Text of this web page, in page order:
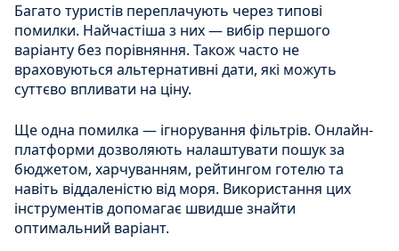
Багато туристів переплачують через типові
помилки. Найчастіша з них — вибір першого
варіанту без порівняння. Також часто не
враховуються альтернативні дати, які можуть
суттєво впливати на ціну.
Ще одна помилка — ігнорування фільтрів. Онлайн-
платформи дозволяють налаштувати пошук за
бюджетом, харчуванням, рейтингом готелю та
навіть віддаленістю від моря. Використання цих
інструментів допомагає швидше знайти
оптимальний варіант.